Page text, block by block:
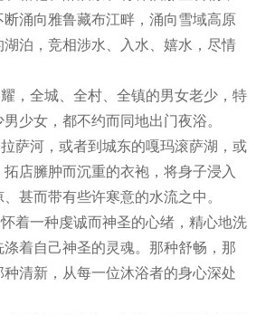
涌向雅鲁藏布江畔，涌向雪域高原
泊，竞相涉水、入水、嬉水，尽情
，全城、全村、全镇的男女老少，特
少女，都不约而同地出门夜浴。
萨河，或者到城东的嘎玛滚萨湖，或
店臃肿而沉重的衣袍，将身子浸入
甚而带有些许寒意的水流之中。
着一种虔诚而神圣的心绪，精心地洗
着自己神圣的灵魂。那种舒畅，那
清新，从每一位沐浴者的身心深处